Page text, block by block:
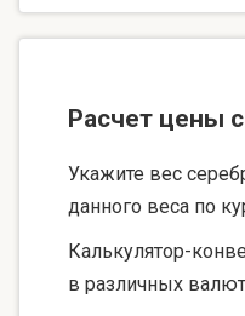
Расчет цены
Укажите вес
данного веса по
Калькулятор-
в различных